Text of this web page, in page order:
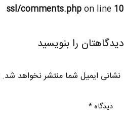
ssl/comments.phpon line 10
دیدگاهتان را بنویسید
نشانی ایمیل شما منتشر نخواهد شد.
دیدگاه*